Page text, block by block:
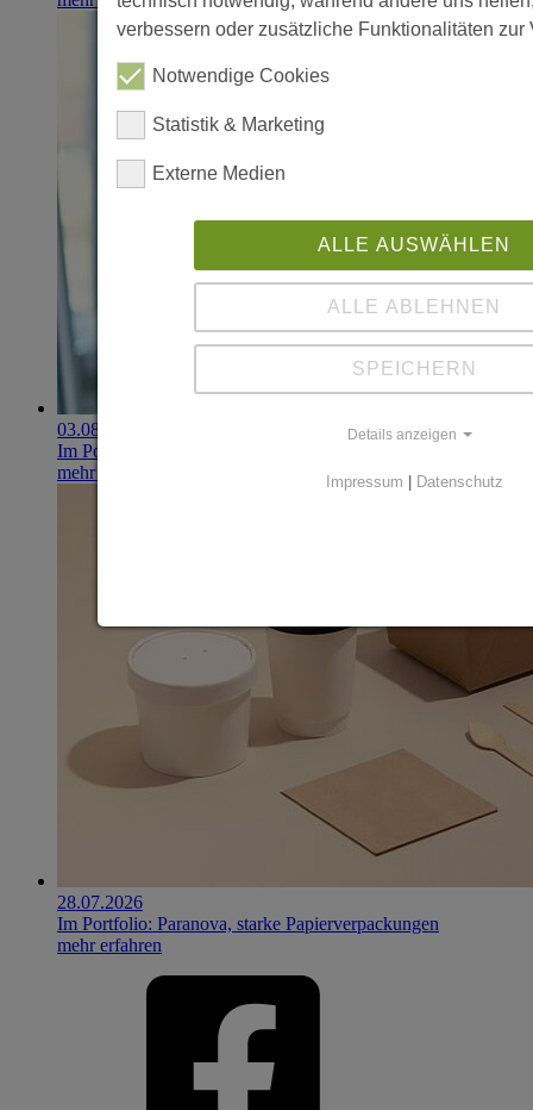
03.08.2026
Im Portfolio: Iset Telecom, IT für das Gesundheitswesen
mehr erfahren
28.07.2026
Im Portfolio: Paranova, starke Papierverpackungen
mehr erfahren
verbessern oder zusätzliche Funktionalitäten zur
Notwendige Cookies
Statistik & Marketing
Externe Medien
ALLE AUSWÄHLEN
ALLE ABLEHNEN
SPEICHERN
Details anzeigen
Impressum Datenschutz